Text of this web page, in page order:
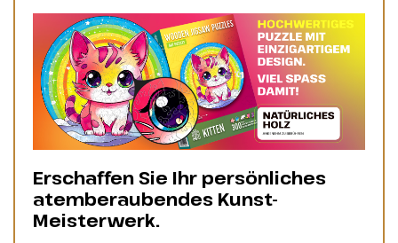
Erschaffen Sie Ihr persönliches
atemberaubendes Kunst-
Meisterwerk.